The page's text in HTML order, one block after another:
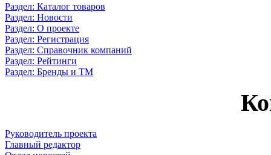
Раздел: Каталог товаров
Раздел: Новости
Раздел: О проекте
Раздел: Регистрация
Раздел: Справочник компаний
Раздел: Рейтинги
Раздел: Бренды и ТМ
Руководитель проекта
Главный редактор